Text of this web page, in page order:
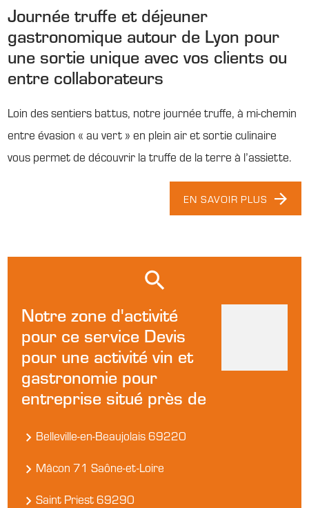
Journée truffe et déjeuner
gastronomique autour de Lyon pour
une sortie unique avec vos clients ou
entre collaborateurs
Loin des sentiers battus, notre journée truffe, à mi-chemin
entre évasion « au vert » en plein air et sortie culinaire
vous permet de découvrir la truffe de la terre à l’assiette.
EN SAVOIR PLUS
Notre zone d'activité
pour ce service Devis
pour une activité vin et
gastronomie pour
entreprise situé près de
Belleville-en-Beaujolais 69220
Mâcon 71 Saône-et-Loire
Saint Priest 69290